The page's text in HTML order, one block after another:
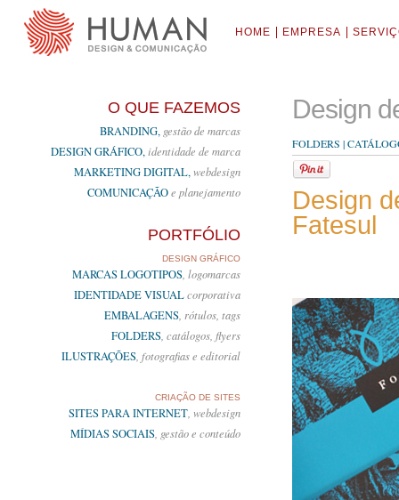
HOME EMPRESA
Design
FOLDERS |
Design
Fatesul
O QUE FAZEMOS
BRANDING, gestão de marcas
DESIGN GRÁFICO,identidade de marca
MARKETING DIGITAL,webdesign
COMUNICAÇÃOe planejamento
PORTFÓLIO
DESIGN GRÁFICO
MARCAS LOGOTIPOS , logomarcas
IDENTIDADE VISUALcorporativa
EMBALAGENS , rótulos, tags
FOLDERS , catálogos, flyers
ILUSTRAÇÕES , fotografias e editorial
CRIAÇÃO DE SITES
SITES PARA INTERNET , webdesign
MÍDIAS SOCIAIS , gestão e conteúdo